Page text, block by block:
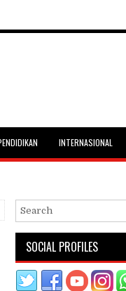
INTERNASIONAL
SOCIAL PROFILES